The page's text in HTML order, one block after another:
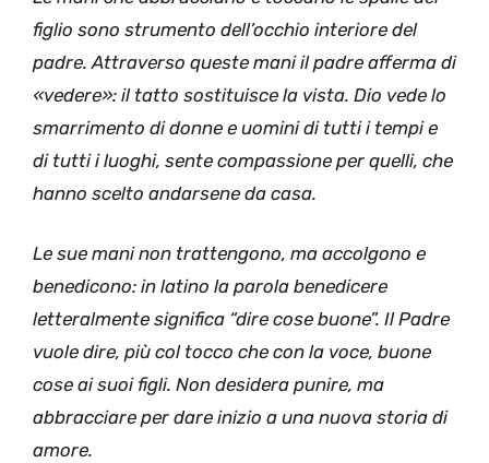
figlio sono strumento dell’occhio interiore del
padre. Attraverso queste mani il padre afferma di
«vedere»: il tatto sostituisce la vista. Dio vede lo
smarrimento di donne e uomini di tutti i tempi e
di tutti i luoghi, sente compassione per quelli, che
hanno scelto andarsene da casa.
Le sue mani non trattengono, ma accolgono e
benedicono: in latino la parola benedicere
letteralmente significa “dire cose buone”. Il Padre
vuole dire, più col tocco che con la voce, buone
cose ai suoi figli. Non desidera punire, ma
abbracciare per dare inizio a una nuova storia di
amore.